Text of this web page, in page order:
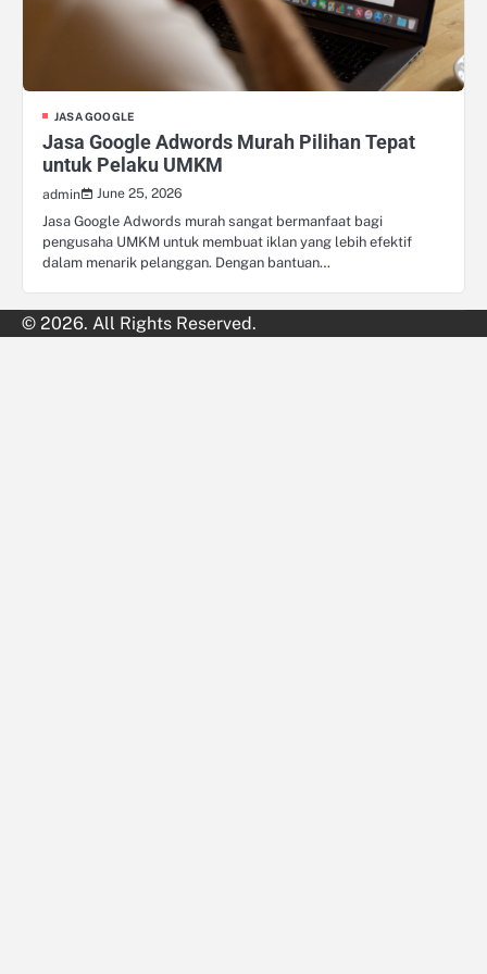
JASA GOOGLE
Jasa Google Adwords Murah Pilihan Tepat
untuk Pelaku UMKM
admin
June 25, 2026
Jasa Google Adwords murah sangat bermanfaat bagi
pengusaha UMKM untuk membuat iklan yang lebih efektif
dalam menarik pelanggan. Dengan bantuan…
© 2026. All Rights Reserved.